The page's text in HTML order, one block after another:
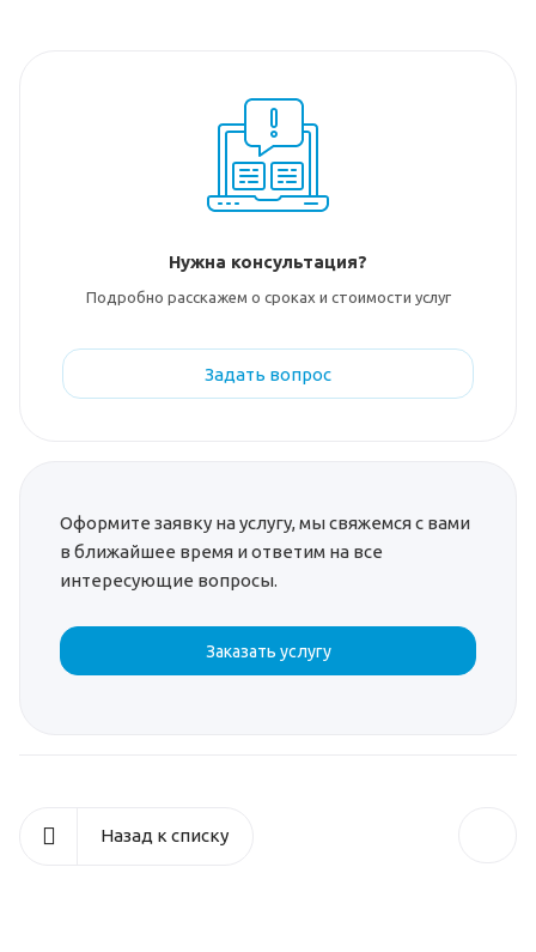
Нужна консультация?
Подробно расскажем о сроках и стоимости услуг
Задать вопрос
Оформите заявку на услугу, мы свяжемся с вами
в ближайшее время и ответим на все
интересующие вопросы.
Заказать услугу
Назад к списку